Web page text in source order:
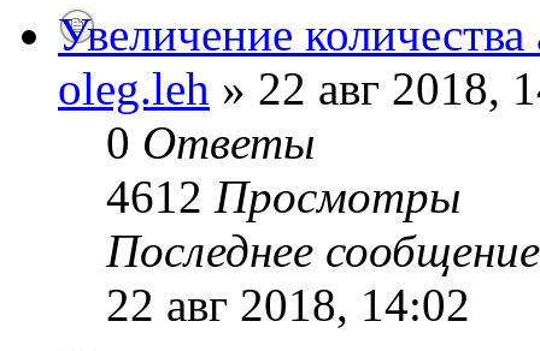
Увеличение количества
oleg.leh » 22 авг 2018,
0 Ответы
4612 Просмотры
Последнее
22 авг 2018, 14:02